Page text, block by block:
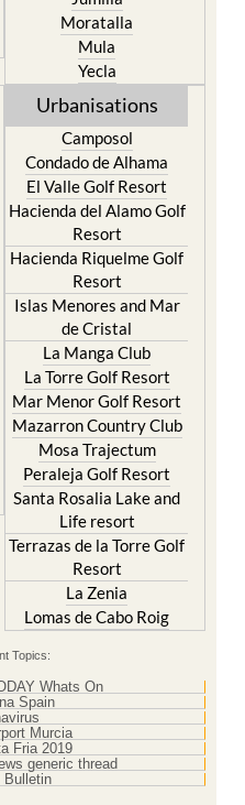
Moratalla
Mula
Yecla
Urbanisations
Camposol
Condado de Alhama
El Valle Golf Resort
Hacienda del Alamo Golf
Resort
Hacienda Riquelme Golf
Resort
Islas Menores and Mar
de Cristal
La Manga Club
La Torre Golf Resort
Mar Menor Golf Resort
Mazarron Country Club
Mosa Trajectum
Peraleja Golf Resort
Santa Rosalia Lake and
Life resort
Terrazas de la Torre Golf
Resort
La Zenia
Lomas de Cabo Roig
Topics:
Whats On
Spain
Murcia
Fria 2019
generic thread
Bulletin